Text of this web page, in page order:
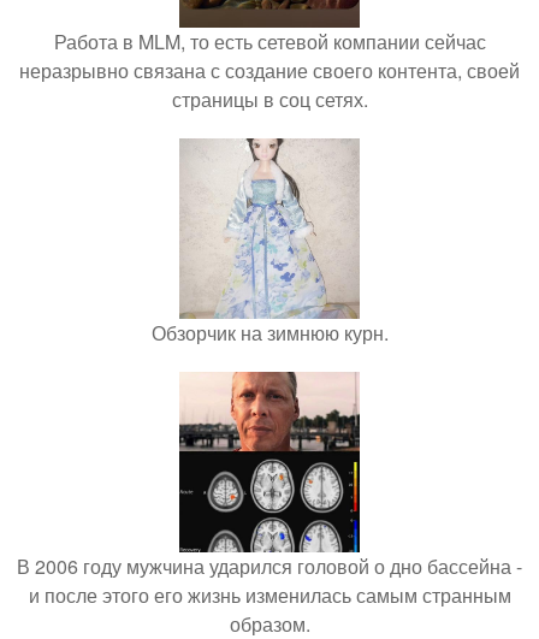
Работа в MLM, то есть сетевой компании сейчас
неразрывно связана с создание своего контента, своей
страницы в соц сетях.
Обзорчик на зимнюю курн.
В 2006 году мужчина ударился головой о дно бассейна -
и после этого его жизнь изменилась самым странным
образом.